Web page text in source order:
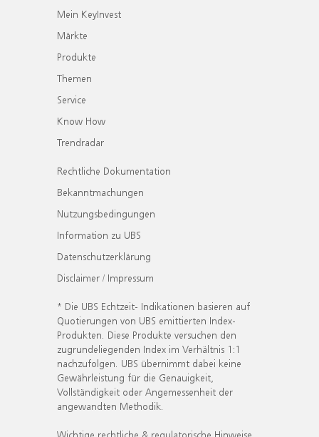
Mein KeyInvest
Märkte
Produkte
Themen
Service
Know How
Trendradar
Rechtliche Dokumentation
Bekanntmachungen
Nutzungsbedingungen
Information zu UBS
Datenschutzerklärung
Disclaimer / Impressum
* Die UBS Echtzeit- Indikationen basieren auf
Quotierungen von UBS emittierten Index-
Produkten. Diese Produkte versuchen den
zugrundeliegenden Index im Verhältnis 1:1
nachzufolgen. UBS übernimmt dabei keine
Gewährleistung für die Genauigkeit,
Vollständigkeit oder Angemessenheit der
angewandten Methodik.